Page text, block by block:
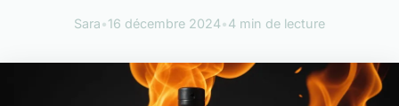
Sara•16 décembre 2024•4 min de lecture